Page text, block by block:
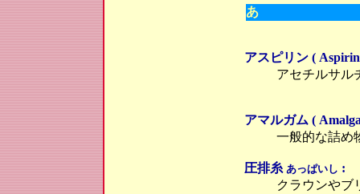
あ
アスピリン (
アセチルサル
アマルガム (
一般的な詰め
圧排糸 あっぱいし :
クラウンやブ